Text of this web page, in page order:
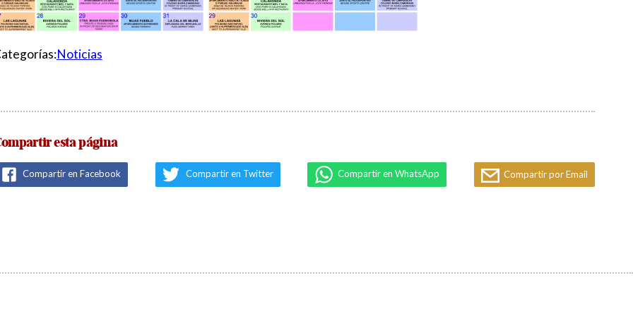
Noticias
esta página
Compartir en Facebook Compartir en Twitter Compartir en WhatsApp Compartir por Email